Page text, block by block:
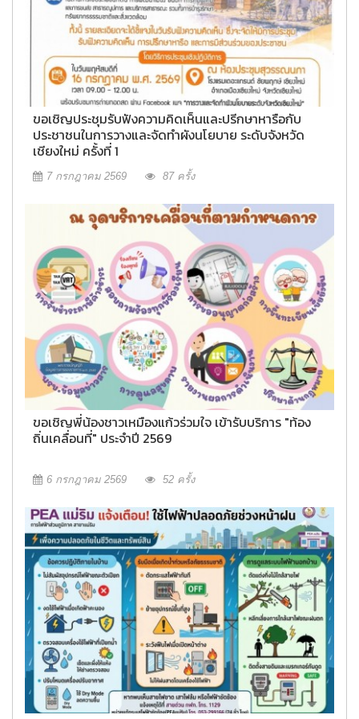
ขอเชิญประชุมรับฟังความคิดเห็นและปรีกษาหารือกับ
ประชาชนในการวางและจัดทำผังนโยบาย ระดับจังหวัด
เชียงใหม่ ครั้งที่ 1
7 กรกฎาคม 2569 87 ครั้ง
ขอเชิญพี่น้องชาวเหมืองแก้วร่วมใจ เข้ารับบริการ "ท้อง
ถิ่นเคลื่อนที่" ประจำปี 2569
6 กรกฎาคม 2569 52 ครั้ง